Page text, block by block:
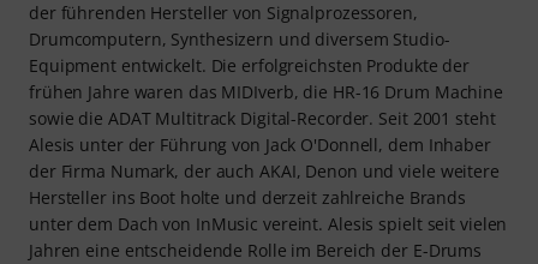
der führenden Hersteller von Signalprozessoren,
Drumcomputern, Synthesizern und diversem Studio-
Equipment entwickelt. Die erfolgreichsten Produkte der
frühen Jahre waren das MIDIverb, die HR-16 Drum Machine
sowie die ADAT Multitrack Digital-Recorder. Seit 2001 steht
Alesis unter der Führung von Jack O'Donnell, dem Inhaber
der Firma Numark, der auch AKAI, Denon und viele weitere
Hersteller ins Boot holte und derzeit zahlreiche Brands
unter dem Dach von InMusic vereint. Alesis spielt seit vielen
Jahren eine entscheidende Rolle im Bereich der E-Drums